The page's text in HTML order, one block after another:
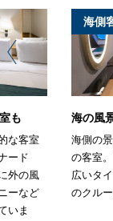
も
な客室
ード
外の風
ーなど
いま
海側
海の風
海側の
の客室
広いタ
のクル